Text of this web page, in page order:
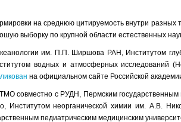
на среднюю цитируемость внутри
выборку по крупной области естественных
им. П.П. Ширшова РАН, Институтом
водных и атмосферных исследований
на официальном сайте Российской
совместно с РУДН, Пермским
Институтом неорганической химии им. А.В.
педиатрическим медицинским